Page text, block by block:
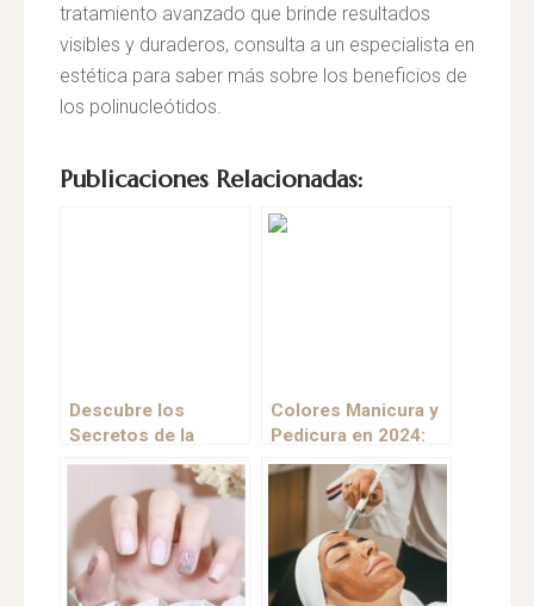
tratamiento avanzado que brinde resultados
visibles y duraderos, consulta a un especialista en
estética para saber más sobre los beneficios de
los polinucleótidos.
Publicaciones Relacionadas:
Descubre los
Secretos de la
Juventud:
Tratamientos de
Estética Avanzada
que Transformarán
Tu Piel
Colores Manicura y
Pedicura en 2024:
Tendencias y
Consejos